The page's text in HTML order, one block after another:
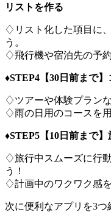
リストを作る
♢リスト化した項目に
う。
♢飛行機や宿泊先の予約
♦STEP4【30日前まで
♢ツアーや体験プラン
♢雨の日用のコースを
♦STEP5【10日前まで
♢旅行中スムーズに行
う！
♢計画中のワクワク感
次に便利なアプリを3つ